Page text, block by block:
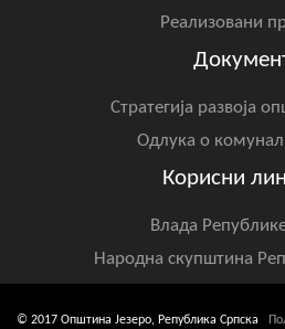
Реализовани
Стратегија развоја
Одлука о
Корисни
Влада
Народна скупштина
© 2017 Општина Језеро, Република Српска